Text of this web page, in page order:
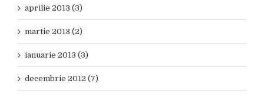
aprilie 2013 (3)
martie 2013 (2)
ianuarie 2013 (3)
decembrie 2012 (7)